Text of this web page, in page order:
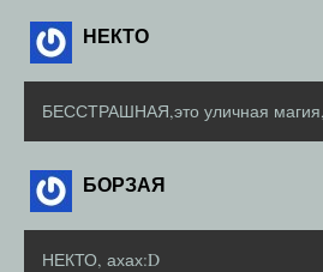
НЕКТО
БЕССТРАШНАЯ,это уличная
БОРЗАЯ
НЕКТО, ахах:D